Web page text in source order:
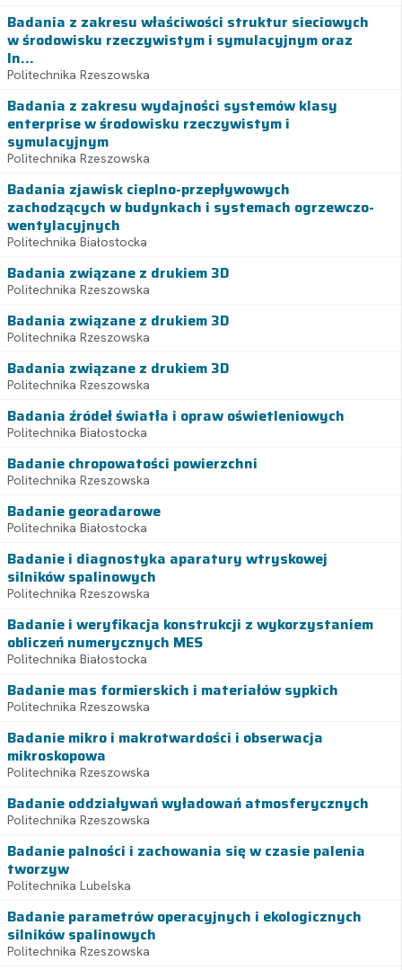
Badania z zakresu właściwości struktur sieciowych
w środowisku rzeczywistym i symulacyjnym oraz
In...
Politechnika Rzeszowska
Badania z zakresu wydajności systemów klasy
enterprise w środowisku rzeczywistym i
symulacyjnym
Politechnika Rzeszowska
Badania zjawisk cieplno-przepływowych
zachodzących w budynkach i systemach ogrzewczo-
wentylacyjnych
Politechnika Białostocka
Badania związane z drukiem 3D
Politechnika Rzeszowska
Badania związane z drukiem 3D
Politechnika Rzeszowska
Badania związane z drukiem 3D
Politechnika Rzeszowska
Badania źródeł światła i opraw oświetleniowych
Politechnika Białostocka
Badanie chropowatości powierzchni
Politechnika Rzeszowska
Badanie georadarowe
Politechnika Białostocka
Badanie i diagnostyka aparatury wtryskowej
silników spalinowych
Politechnika Rzeszowska
Badanie i weryfikacja konstrukcji z wykorzystaniem
obliczeń numerycznych MES
Politechnika Białostocka
Badanie mas formierskich i materiałów sypkich
Politechnika Rzeszowska
Badanie mikro i makrotwardości i obserwacja
mikroskopowa
Politechnika Rzeszowska
Badanie oddziaływań wyładowań atmosferycznych
Politechnika Rzeszowska
Badanie palności i zachowania się w czasie palenia
tworzyw
Politechnika Lubelska
Badanie parametrów operacyjnych i ekologicznych
silników spalinowych
Politechnika Rzeszowska